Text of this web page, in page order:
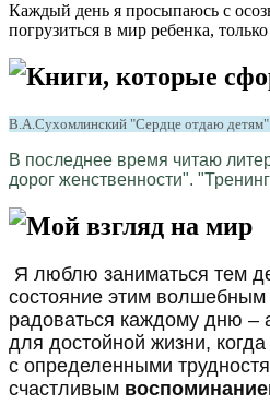
Каждый день я просыпаюсь с
погрузиться в мир ребенка,
Книги, которые
В.А.Сухомлинский "Сердце отдаю
В последнее время читаю
дорог женственности".
Мой взгляд на мир
Я люблю заниматься тем
состояние этим волшебным
радоваться каждому дню –
для достойной жизни,
с определенными
счастливым